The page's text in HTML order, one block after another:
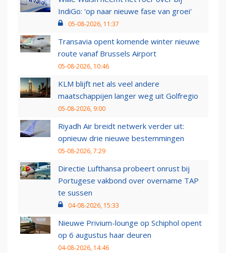
IndiGo: 'op naar nieuwe fase van groei'
05-08-2026, 11:37
Transavia opent komende winter nieuwe
route vanaf Brussels Airport
05-08-2026, 10:46
KLM blijft net als veel andere
maatschappijen langer weg uit Golfregio
05-08-2026, 9:00
Riyadh Air breidt netwerk verder uit:
opnieuw drie nieuwe bestemmingen
05-08-2026, 7:29
Directie Lufthansa probeert onrust bij
Portugese vakbond over overname TAP
te sussen
04-08-2026, 15:33
Nieuwe Privium-lounge op Schiphol opent
op 6 augustus haar deuren
04-08-2026, 14:46